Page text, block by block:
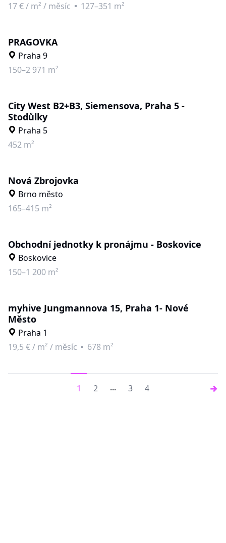
17 €/ m² / měsíc 127–351 m²
PRAGOVKA
Praha 9
150–2 971 m²
City West B2+B3, Siemensova, Praha 5 -
Stodůlky
Praha 5
452 m²
Nová Zbrojovka
Brno město
165–415 m²
Obchodní jednotky k pronájmu - Boskovice
Boskovice
150–1 200 m²
myhive Jungmannova 15, Praha 1- Nové
Město
Praha 1
19,5 €/ m² / měsíc 678 m²
1 2 ... 3 4